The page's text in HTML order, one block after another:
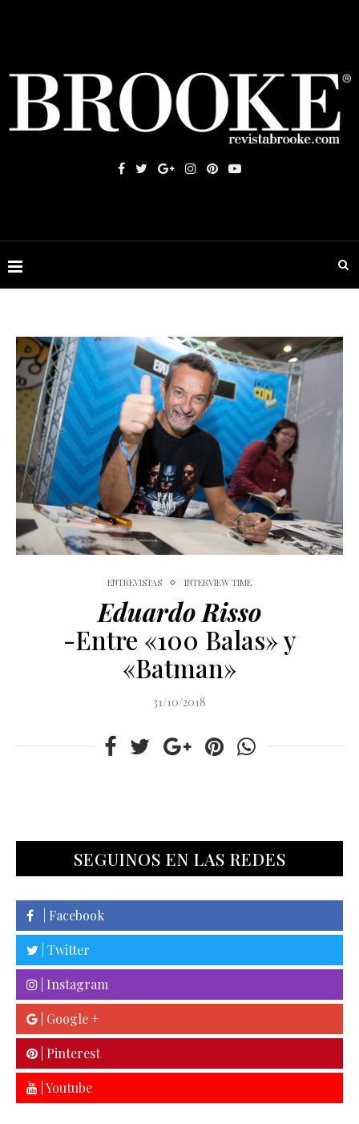
ENTREVISTAS INTERVIEW TIME
Eduardo Risso
-Entre «100 Balas» y
«Batman»
31/10/2018
SEGUINOS EN LAS REDES
| Facebook
| Twitter
| Instagram
| Google +
| Pinterest
| Youtube